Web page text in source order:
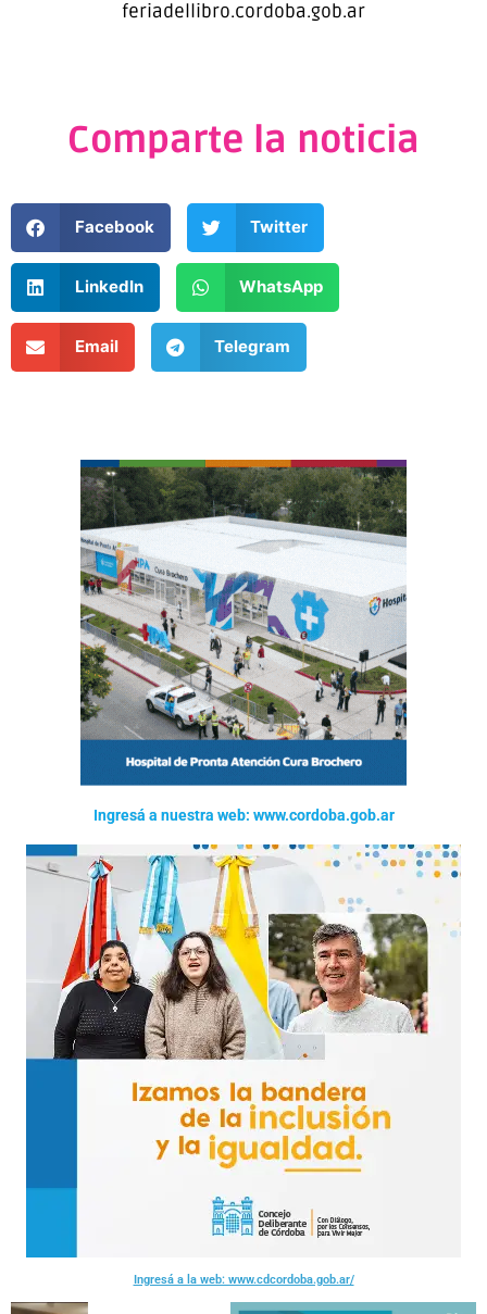
feriadellibro.cordoba.gob.ar
Comparte la noticia
Facebook Twitter
LinkedIn WhatsApp
Email Telegram
Ingresá a nuestra web: www.cordoba.gob.ar
Ingresá a la web: www.cdcordoba.gob.ar/